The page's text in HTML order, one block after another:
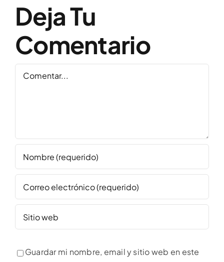
Deja Tu
Comentario
Comentar
Guardar mi nombre, email y sitio web en este